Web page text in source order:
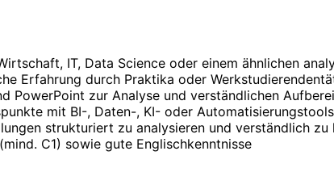
IT, Data Science oder einem ähnlichen
Erfahrung durch Praktika oder
PowerPoint zur Analyse und verständlichen
mit BI-, Daten-, KI- oder Automatisierungstools
strukturiert zu analysieren und verständlich zu
C1) sowie gute Englischkenntnisse